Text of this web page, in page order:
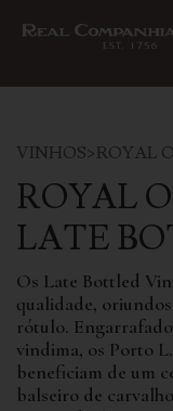
VINHOS>ROYAL
ROYAL
LATE
Os Late Bottled
qualidade,
rótulo.
vindima, os Porto
beneficiam de um
balseiro de